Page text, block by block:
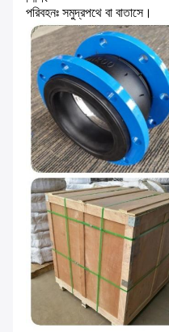
পরিবহনঃ সমুদ্রপথে বা বাতাসে।